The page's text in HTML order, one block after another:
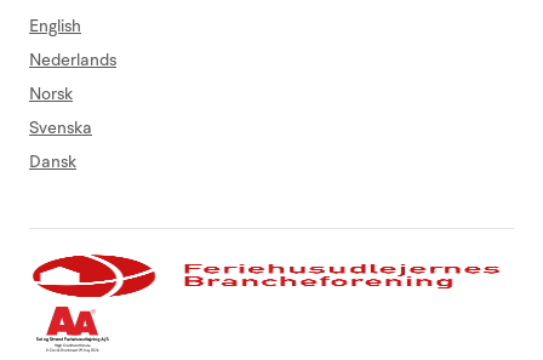
English
Nederlands
Norsk
Svenska
Dansk